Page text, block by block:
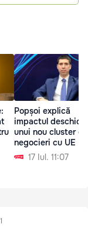
Popșoi explică
impactul
unui nou cluster de
negocieri cu UE
17 Iul. 11:07